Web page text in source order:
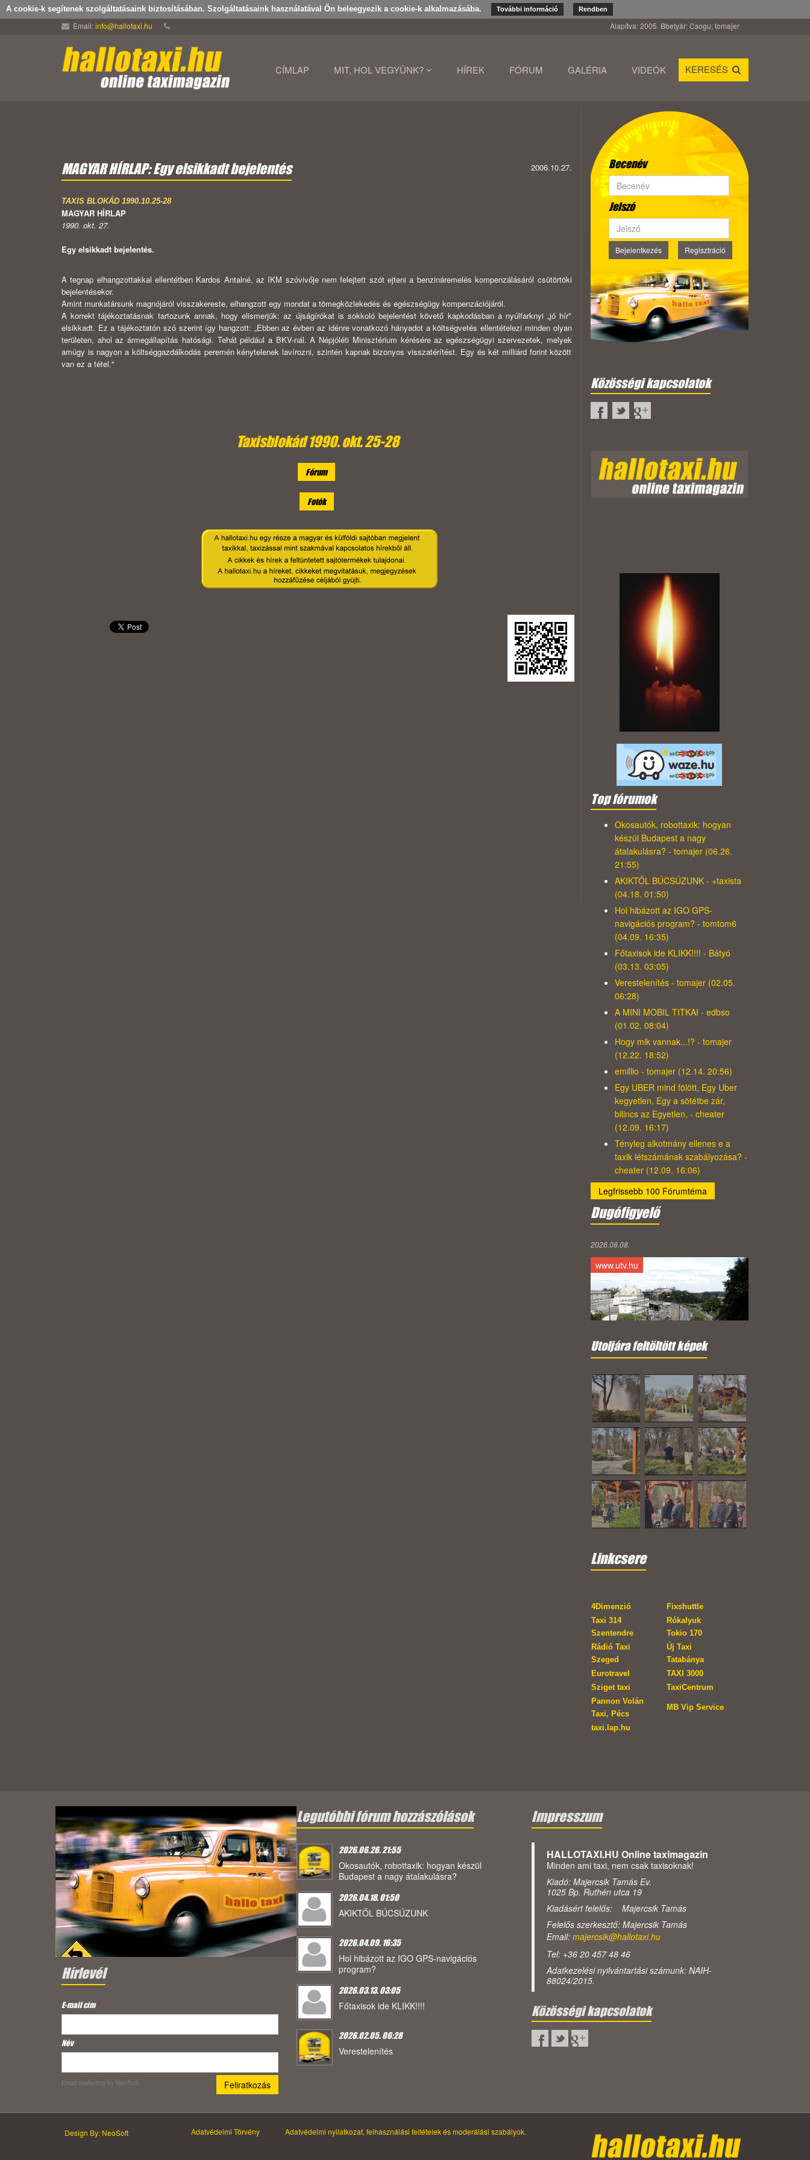
A cookie-k segítenek szolgáltatásaink biztosításában. Szolgáltatásaink használatával Ön beleegyezik a cookie-k alkalmazásába. További információ Rendben
Email:info@hallotaxi.hu Alapítva: 2005. Bbetyár; Csogu; tomajer
CÍMLAP MIT, HOL VEGYÜNK? HÍREK FÓRUM GALÉRIA VIDEÓK KERESÉS
MAGYAR HÍRLAP: Egy elsikkadt bejelentés 2006.10.27.
TAXIS BLOKÁD 1990.10.25-28
MAGYAR HÍRLAP
1990. okt. 27.
Egy elsikkadt bejelentés.
A tegnap elhangzottakkal ellentétben Kardos Antalné, az IKM szóvivője nem felejtett szót ejteni a benzináremelés kompenzálásáról csütörtöki
bejelenté­sekor.
Amint munkatársunk magnójáról visszakereste, elhangzott egy mondat a tömegközlekedés és egészségügy kompenzációjáról.
A korrekt tájékoztatásnak tartozunk annak, hogy elismerjük: az újságírókat is sokkoló bejelentést követő kapkodásban a nyúlfarknyi „jó hír"
elsikkadt. Ez a tájékoztatón szó szerint így hangzott: „Ebben az évben az idénre vonatkozó hányadot a költségvetés ellen­tételezi minden olyan
területen, ahol az ármegállapítás hatósági. Tehát például a BKV-nál. A Népjóléti Minisztérium kérésére az egészségügyi szervezetek, melyek
amúgy is nagyon a költséggazdálkodás peremén kénytelenek lavírozni, szintén kapnak bizonyos visszatérítést. Egy és két milliárd forint között
van ez a tétel."
Taxisblokád 1990. okt. 25-28
Fórum
Fotók
Becenév
Jelszó
Bejelentkezés Regisztráció
Közösségi kapcsolatok
Top fórumok
Okosautók, robottaxik: hogyan
készül Budapest a nagy
átalakulásra? - tomajer (06.26.
21:55)
AKIKTŐL BÚCSÚZUNK - +taxista
(04.18. 01:50)
Hol hibázott az IGO GPS-
navigációs program? - tomtom6
(04.09. 16:35)
Főtaxisok ide KLIKK!!!! - Bátyó
(03.13. 03:05)
Verestelenítés - tomajer (02.05.
06:28)
A MINI MOBIL TITKAI - edbso
(01.02. 08:04)
Hogy mik vannak...!? - tomajer
(12.22. 18:52)
emillio - tomajer (12.14. 20:56)
Egy UBER mind fölött, Egy Uber
kegyetlen, Egy a sötétbe zár,
bilincs az Egyetlen, - cheater
(12.09. 16:17)
Tényleg alkotmány ellenes e a
taxik létszámának szabályozása? -
cheater (12.09. 16:06)
Legfrissebb 100 Fórumtéma
Dugófigyelő
2026.08.08.
www.utv.hu
Utoljára feltöltött képek
Linkcsere
4Dimenzió
Fixshuttle
Taxi 314
Szentendre
Rókalyuk
Tokio 170
Rádió Taxi
Szeged
Új Taxi
Tatabánya
Eurotravel
TAXI 3000
Sziget taxi
TaxiCentrum
Pannon Volán
Taxi, Pécs
MB Vip Service
taxi.lap.hu
Hírlevél
E-mail cím*
Név
Email marketing by NeoSoft
Legutóbbi fórum hozzászólások
2026.06.26. 21:55
Okosautók, robottaxik: hogyan készül
Budapest a nagy átalakulásra?
2026.04.18. 01:50
AKIKTŐL BÚCSÚZUNK
2026.04.09. 16:35
Hol hibázott az IGO GPS-navigációs
program?
2026.03.13. 03:05
Főtaxisok ide KLIKK!!!!
2026.02.05. 06:28
Verestelenítés
Impresszum
HALLOTAXI.HU Online taximagazin
Minden ami taxi, nem csak taxisoknak!
Kiadó: Majercsik Tamás Ev.
1025 Bp. Ruthén utca 19
Kiadásért felelős: Majercsik Tamás
Felelős szerkesztő: Majercsik Tamás
Email: majercsik@hallotaxi.hu
Tel: +36 20 457 48 46
Adatkezelési nyilvántartási számunk: NAIH-
88024/2015.
Közösségi kapcsolatok
Design By: NeoSoft Adatvédelmi Törvény Adatvédelmi nyilatkozat, felhasználási feltételek és moderálási szabályok.